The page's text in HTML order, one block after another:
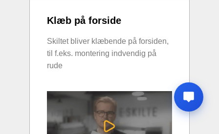
Klæb på forside
Skiltet bliver klæbende på forsiden,
til f.eks. montering indvendig på
rude